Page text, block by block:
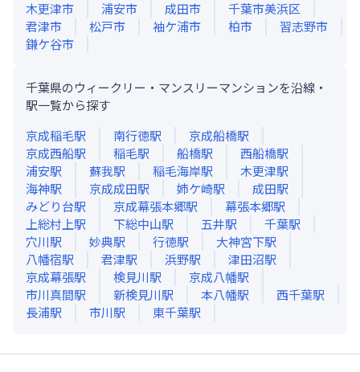
木更津市
浦安市 成田市
千葉市美浜区
君津市
松戸市 袖ケ浦市 柏市
習志野市
鎌ケ谷市
千葉県のウィークリー・マンスリーマンションを沿線・
駅一覧から探す
京成稲毛駅 南行徳駅 京成船橋駅
京成西船駅 稲毛駅 船橋駅 西船橋駅
浦安駅 蘇我駅 稲毛海岸駅 木更津駅
海神駅 京成成田駅 姉ケ崎駅 成田駅
みどり台駅 京成幕張本郷駅 幕張本郷駅
上総村上駅 下総中山駅 五井駅 千葉駅
穴川駅 妙典駅 行徳駅 大神宮下駅
八幡宿駅 君津駅 浜野駅 津田沼駅
京成幕張駅 検見川駅 京成八幡駅
市川真間駅 新検見川駅 本八幡駅 西千葉駅
長浦駅 市川駅 東千葉駅